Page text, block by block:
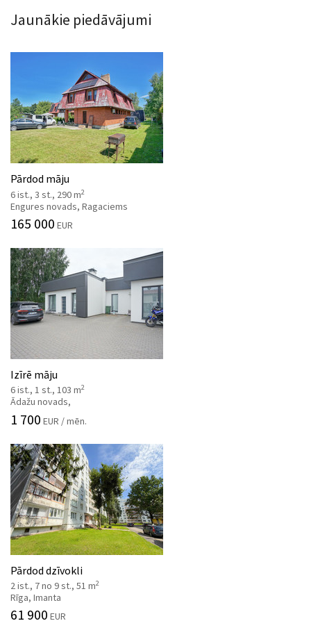
Jaunākie piedāvājumi
Pārdod māju
6 ist., 3 st., 290 m2
Engures novads, Ragaciems
165 000 EUR
Izīrē māju
6 ist., 1 st., 103 m2
Ādažu novads,
1 700 EUR / mēn.
Pārdod dzīvokli
2 ist., 7 no 9 st., 51 m2
Rīga, Imanta
61 900 EUR